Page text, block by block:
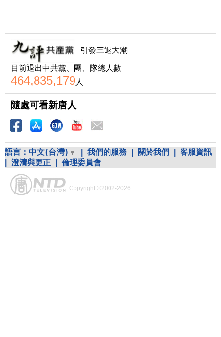
引發三退大潮
目前退出中共黨、團、隊總人數
464,835,179人
隨處可看新唐人
語言： 中文(台灣) 我們的服務 關於我們
客服資訊
澄清與更正 倫理委員會
Copyright ©2002-2026